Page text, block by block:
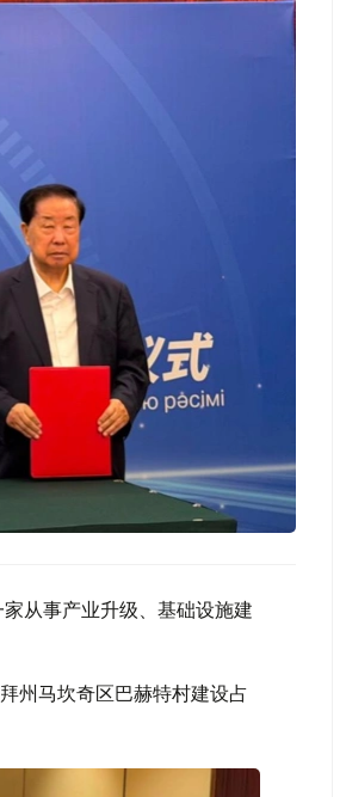
从事产业升级、基础设施建
州马坎奇区巴赫特村建设占